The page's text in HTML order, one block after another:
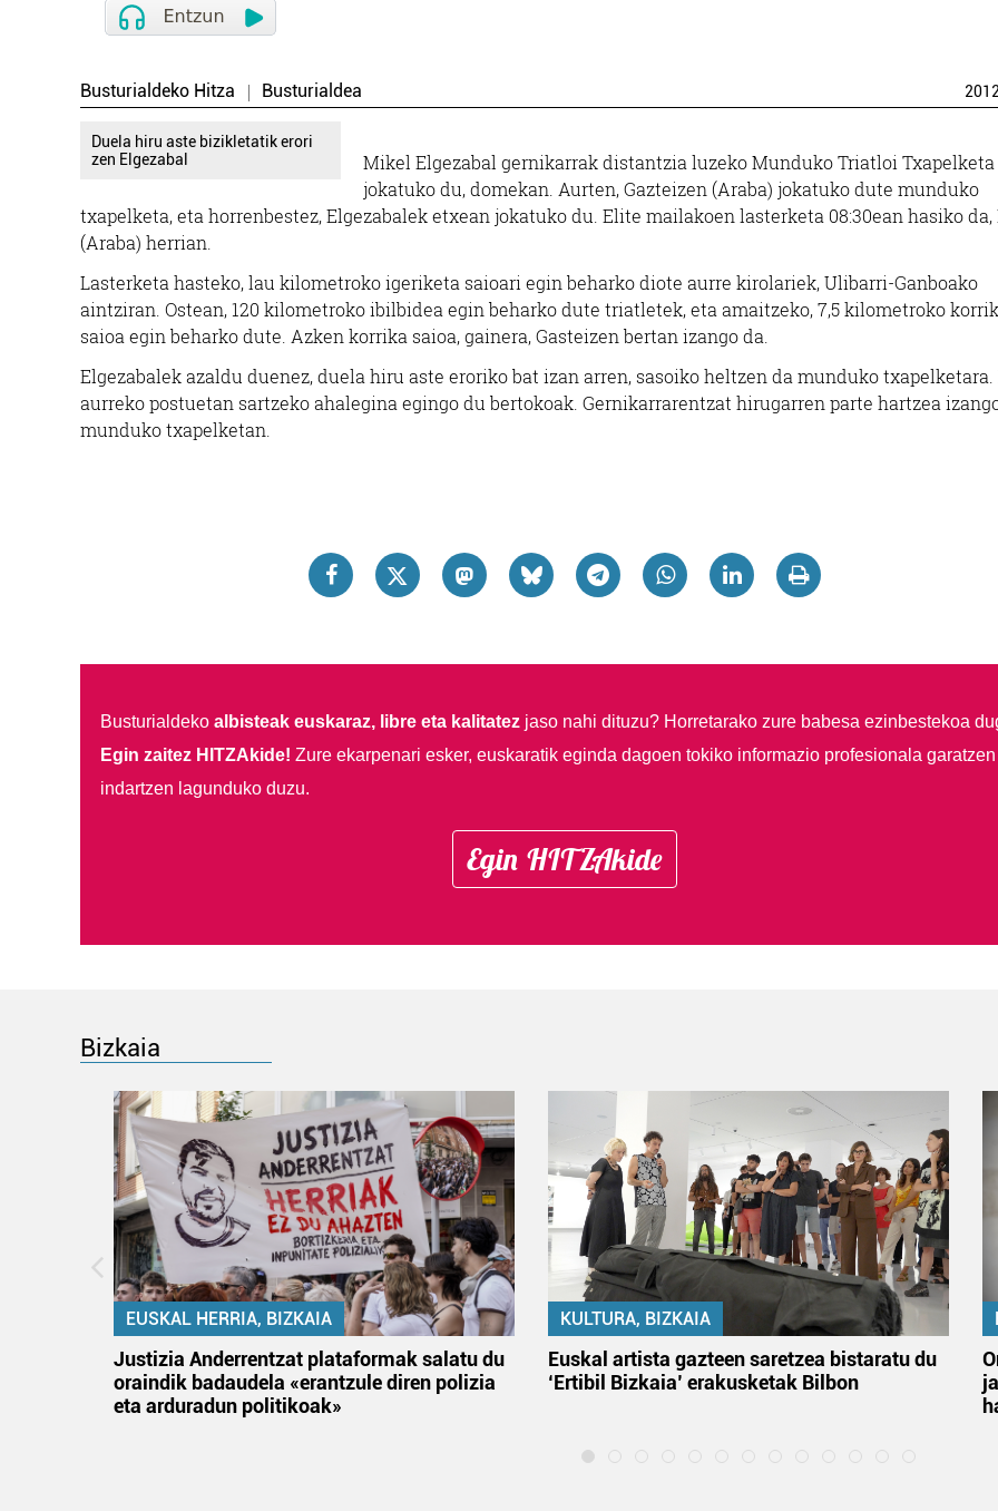
Busturialdeko Hitza Busturialdea 2012
Duela hiru aste bizikletatik erori
zen Elgezabal
Mikel Elgezabal gernikarrak distantzia luzeko Munduko Triatloi Txapelketa
jokatuko du, domekan. Aurten, Gazteizen (Araba) jokatuko dute munduko
txapelketa, eta horrenbestez, Elgezabalek etxean jokatuko du. Elite mailakoen lasterketa 08:30ean hasiko da,
(Araba) herrian.
Lasterketa hasteko, lau kilometroko igeriketa saioari egin beharko diote aurre kirolariek, Ulibarri-Ganboako
aintziran. Ostean, 120 kilometroko ibilbidea egin beharko dute triatletek, eta amaitzeko, 7,5 kilometroko
saioa egin beharko dute. Azken korrika saioa, gainera, Gasteizen bertan izango da.
Elgezabalek azaldu duenez, duela hiru aste eroriko bat izan arren, sasoiko heltzen da munduko txapelketara.
aurreko postuetan sartzeko ahalegina egingo du bertokoak. Gernikarrarentzat hirugarren parte hartzea
munduko txapelketan.
Busturialdeko albisteak euskaraz, libre eta kalitatezjaso nahi dituzu? Horretarako zure babesa ezinbestekoa
Egin zaitez HITZAkide! Zure ekarpenari esker, euskaratik eginda dagoen tokiko informazio profesionala garatzen
indartzen lagunduko duzu.
Egin HITZAkide
Bizkaia
EUSKAL HERRIA, BIZKAIA
Justizia Anderrentzat plataformak salatu du
oraindik badaudela «erantzule diren polizia
eta arduradun politikoak»
KULTURA, BIZKAIA
Euskal artista gazteen saretzea bistaratu du
‘Ertibil Bizkaia’ erakusketak Bilbon